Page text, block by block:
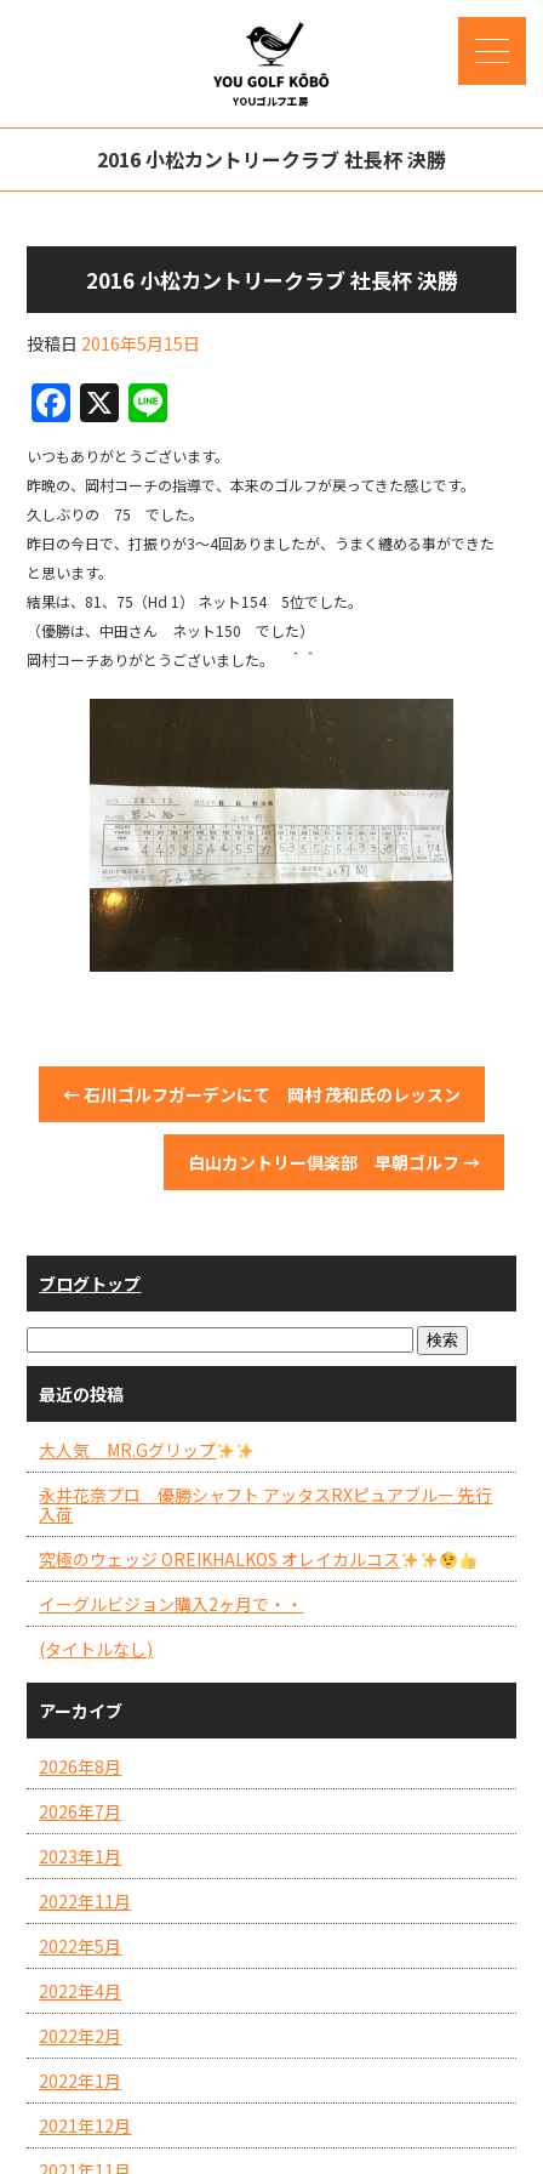
2016 小松カントリークラブ 社長杯 決勝
2016 小松カントリークラブ 社長杯 決勝
投稿日 2016年5月15日
F
a
c
e
b
o
o
k
X
n
e
いつもありがとうございます。
昨晩の、岡村コーチの指導で、本来のゴルフが戻ってきた感じです。
久しぶりの 75 でした。
昨日の今日で、打振りが3～4回ありましたが、うまく纏める事ができた
と思います。
結果は、81、75（Hd 1） ネット154 5位でした。
（優勝は、中田さん ネット150 でした）
岡村コーチありがとうございました。 ＾＾
←石川ゴルフガーデンにて 岡村 茂和氏のレッスン
白山カントリー倶楽部 早朝ゴルフ →
ブログトップ
最近の投稿
大人気 MR.Gグリップ
永井花奈プロ 優勝シャフト アッタスRXピュアブルー 先行
入荷
究極のウェッジ OREIKHALKOS オレイカルコス
イーグルビジョン購入2ヶ月で・・
(タイトルなし)
アーカイブ
2026年8月
2026年7月
2023年1月
2022年11月
2022年5月
2022年4月
2022年2月
2022年1月
2021年12月